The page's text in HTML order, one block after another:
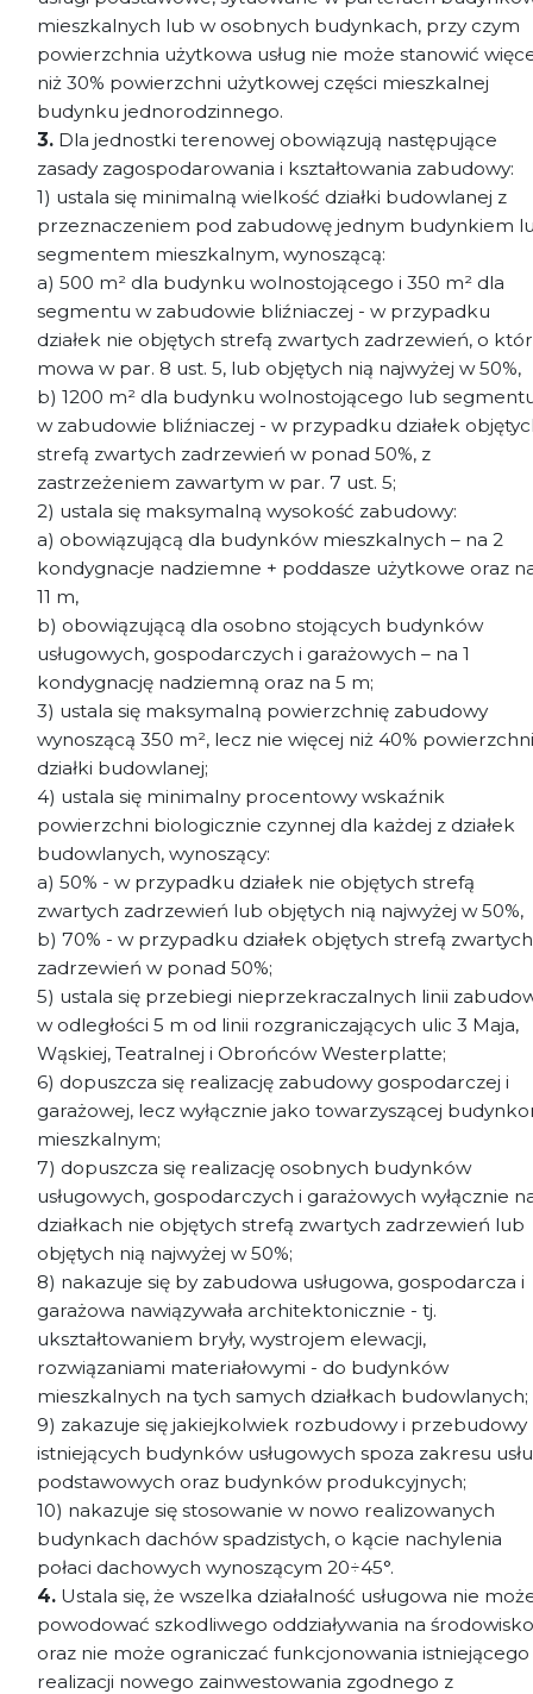
mieszkalnych lub w osobnych budynkach, przy czym
powierzchnia użytkowa usług nie może stanowić
niż 30% powierzchni użytkowej części mieszkalnej
budynku jednorodzinnego.
3. Dla jednostki terenowej obowiązują następujące
zasady zagospodarowania i kształtowania zabudowy:
1) ustala się minimalną wielkość działki budowlanej z
przeznaczeniem pod zabudowę jednym budynkiem
segmentem mieszkalnym, wynoszącą:
a) 500 m² dla budynku wolnostojącego i 350 m² dla
segmentu w zabudowie bliźniaczej - w przypadku
działek nie objętych strefą zwartych zadrzewień, o
mowa w par. 8 ust. 5, lub objętych nią najwyżej w 50%,
b) 1200 m² dla budynku wolnostojącego lub
w zabudowie bliźniaczej - w przypadku działek
strefą zwartych zadrzewień w ponad 50%, z
zastrzeżeniem zawartym w par. 7 ust. 5;
2) ustala się maksymalną wysokość zabudowy:
a) obowiązującą dla budynków mieszkalnych – na 2
kondygnacje nadziemne + poddasze użytkowe oraz
11 m,
b) obowiązującą dla osobno stojących budynków
usługowych, gospodarczych i garażowych – na 1
kondygnację nadziemną oraz na 5 m;
3) ustala się maksymalną powierzchnię zabudowy
wynoszącą 350 m², lecz nie więcej niż 40% powierzchni
działki budowlanej;
4) ustala się minimalny procentowy wskaźnik
powierzchni biologicznie czynnej dla każdej z działek
budowlanych, wynoszący:
a) 50% - w przypadku działek nie objętych strefą
zwartych zadrzewień lub objętych nią najwyżej w 50%,
b) 70% - w przypadku działek objętych strefą zwartych
zadrzewień w ponad 50%;
5) ustala się przebiegi nieprzekraczalnych linii
w odległości 5 m od linii rozgraniczających ulic 3 Maja,
Wąskiej, Teatralnej i Obrońców Westerplatte;
6) dopuszcza się realizację zabudowy gospodarczej i
garażowej, lecz wyłącznie jako towarzyszącej
mieszkalnym;
7) dopuszcza się realizację osobnych budynków
usługowych, gospodarczych i garażowych wyłącznie
działkach nie objętych strefą zwartych zadrzewień lub
objętych nią najwyżej w 50%;
8) nakazuje się by zabudowa usługowa, gospodarcza i
garażowa nawiązywała architektonicznie - tj.
ukształtowaniem bryły, wystrojem elewacji,
rozwiązaniami materiałowymi - do budynków
mieszkalnych na tych samych działkach budowlanych;
9) zakazuje się jakiejkolwiek rozbudowy i przebudowy
istniejących budynków usługowych spoza zakresu
podstawowych oraz budynków produkcyjnych;
10) nakazuje się stosowanie w nowo realizowanych
budynkach dachów spadzistych, o kącie nachylenia
połaci dachowych wynoszącym 20÷45°.
4. Ustala się, że wszelka działalność usługowa nie
powodować szkodliwego oddziaływania na środowisko
oraz nie może ograniczać funkcjonowania istniejącego
realizacji nowego zainwestowania zgodnego z